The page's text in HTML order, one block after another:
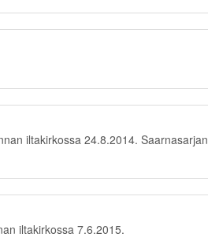
iltakirkossa 24.8.2014.
iltakirkossa 7.6.2015.